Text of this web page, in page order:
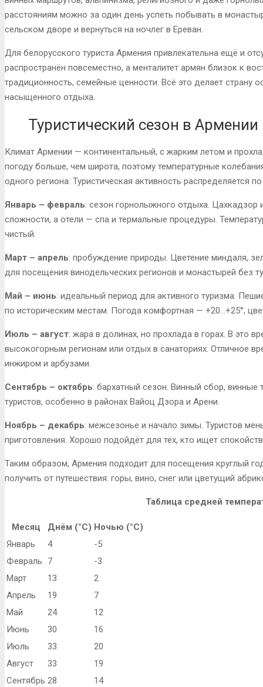
расстояниям можно за один день успеть побывать в
сельском дворе и вернуться на ночлег в Ереван.
Для белорусского туриста Армения привлекательна ещё и
распространён повсеместно, а менталитет армян близок к
традиционность, семейные ценности. Всё это делает страну
насыщенного отдыха.
Туристический сезон в Армении
Климат Армении — континентальный, с жарким летом и
погоду больше, чем широта, поэтому температурные
одного региона. Туристическая активность распределяется
Январь – февраль: сезон горнолыжного отдыха. Цахкадзор
сложности, а отели — спа и термальные процедуры.
чистый.
Март – апрель: пробуждение природы. Цветение миндаля,
для посещения винодельческих регионов и монастырей без
Май – июнь: идеальный период для активного туризма.
по историческим местам. Погода комфортная — +20…+25°,
Июль – август: жара в долинах, но прохлада в горах. В это
высокогорным регионам или отдых в санаториях. Отличное
инжиром и арбузами.
Сентябрь – октябрь: бархатный сезон. Винный сбор, винные
туристов, особенно в районах Вайоц Дзора и Арени.
Ноябрь – декабрь: межсезонье и начало зимы. Туристов
приготовления. Хорошо подойдёт для тех, кто ищет
Таким образом, Армения подходит для посещения круглый
получить от путешествия: горы, вино, снег или цветущий
Таблица средней
Месяц Днём (°C) Ночью (°C)
Январь
4
-5
Февраль
7
-3
Март
13
2
Апрель
19
7
Май
24
12
Июнь
30
16
Июль
33
20
Август
33
19
Сентябрь 28
14